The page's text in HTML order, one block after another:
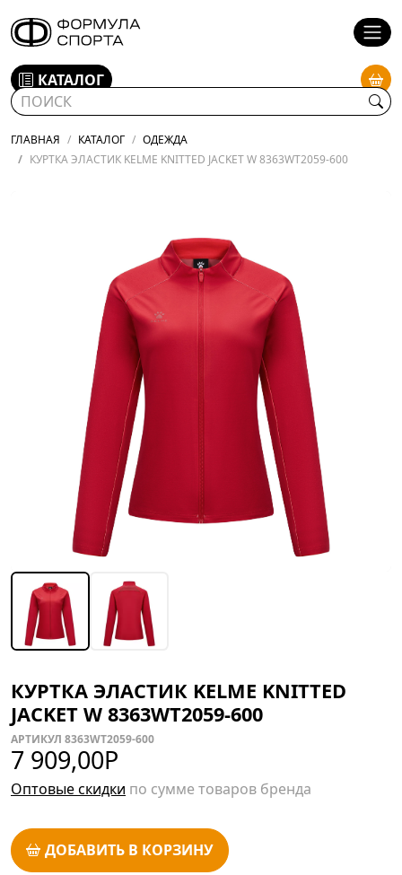
КАТАЛОГ
ГЛАВНАЯ КАТАЛОГ
ОДЕЖДА
КУРТКА ЭЛАСТИК KELME KNITTED JACKET W 8363WT2059-600
КУРТКА ЭЛАСТИК KELME KNITTED
JACKET W 8363WT2059-600
АРТИКУЛ 8363WT2059-600
7 909,00Р
Оптовые скидки по сумме товаров бренда
ДОБАВИТЬ В КОРЗИНУ